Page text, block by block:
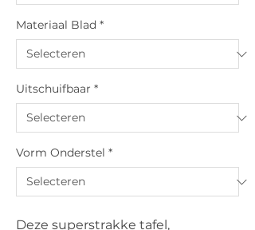
Materiaal Blad *
Uitschuifbaar *
Vorm Onderstel *
Deze superstrakke tafel,